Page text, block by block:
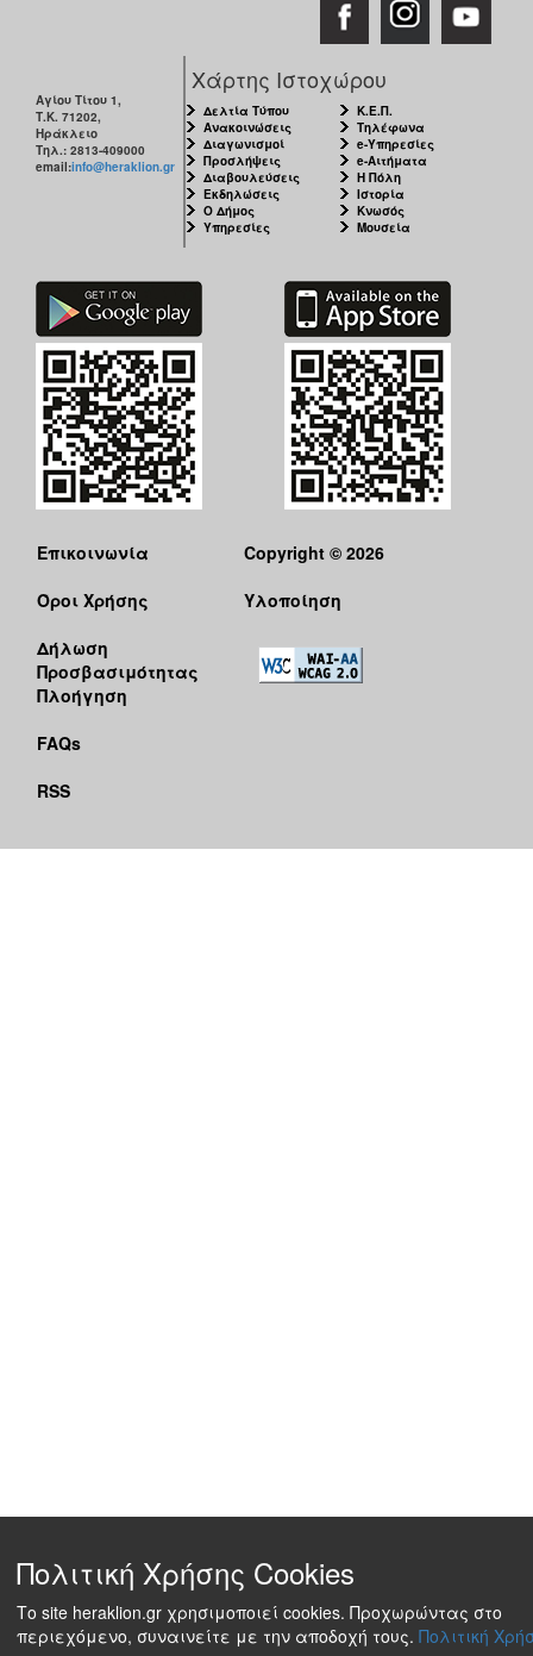
Αγίου Τίτου 1,
Τ.Κ. 71202,
Ηράκλειο
Τηλ.: 2813-409000
email:info@heraklion.gr
Χάρτης Ιστοχώρου
Δελτία Τύπου
Ανακοινώσεις
Διαγωνισμοί
Προσλήψεις
Διαβουλεύσεις
Εκδηλώσεις
Ο Δήμος
Υπηρεσίες
Κ.Ε.Π.
Τηλέφωνα
e-Υπηρεσίες
e-Αιτήματα
Η Πόλη
Ιστορία
Κνωσός
Μουσεία
Επικοινωνία
Όροι Χρήσης
Δήλωση
Προσβασιμότητας
Πλοήγηση
FAQs
RSS
Copyright © 2026
Υλοποίηση
Πολιτική Χρήσης Cookies
Το site heraklion.gr χρησιμοποιεί cookies. Προχωρώντας στο
περιεχόμενο, συναινείτε με την αποδοχή τους. Πολιτική